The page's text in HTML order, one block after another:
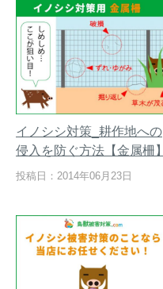
イノシシ対策_耕作地への
侵入を防ぐ方法【金属柵】
投稿日：2014年06月23日